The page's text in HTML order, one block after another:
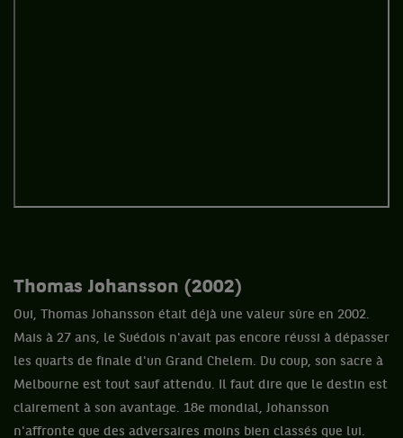
Thomas Johansson (2002)
Oui, Thomas Johansson était déjà une valeur sûre en 2002.
Mais à 27 ans, le Suédois n'avait pas encore réussi à dépasser
les quarts de finale d'un Grand Chelem. Du coup, son sacre à
Melbourne est tout sauf attendu. Il faut dire que le destin est
clairement à son avantage. 18e mondial, Johansson
n'affronte que des adversaires moins bien classés que lui.